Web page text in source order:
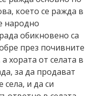
което се ражда в
народно
обикновено са
през почивните
хората от селата в
за да продават
села, и да си